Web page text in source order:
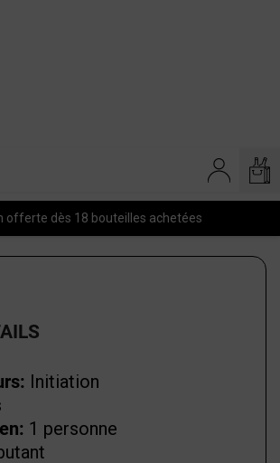
offerte dès 18 bouteilles achetées
Initiation
1 personne